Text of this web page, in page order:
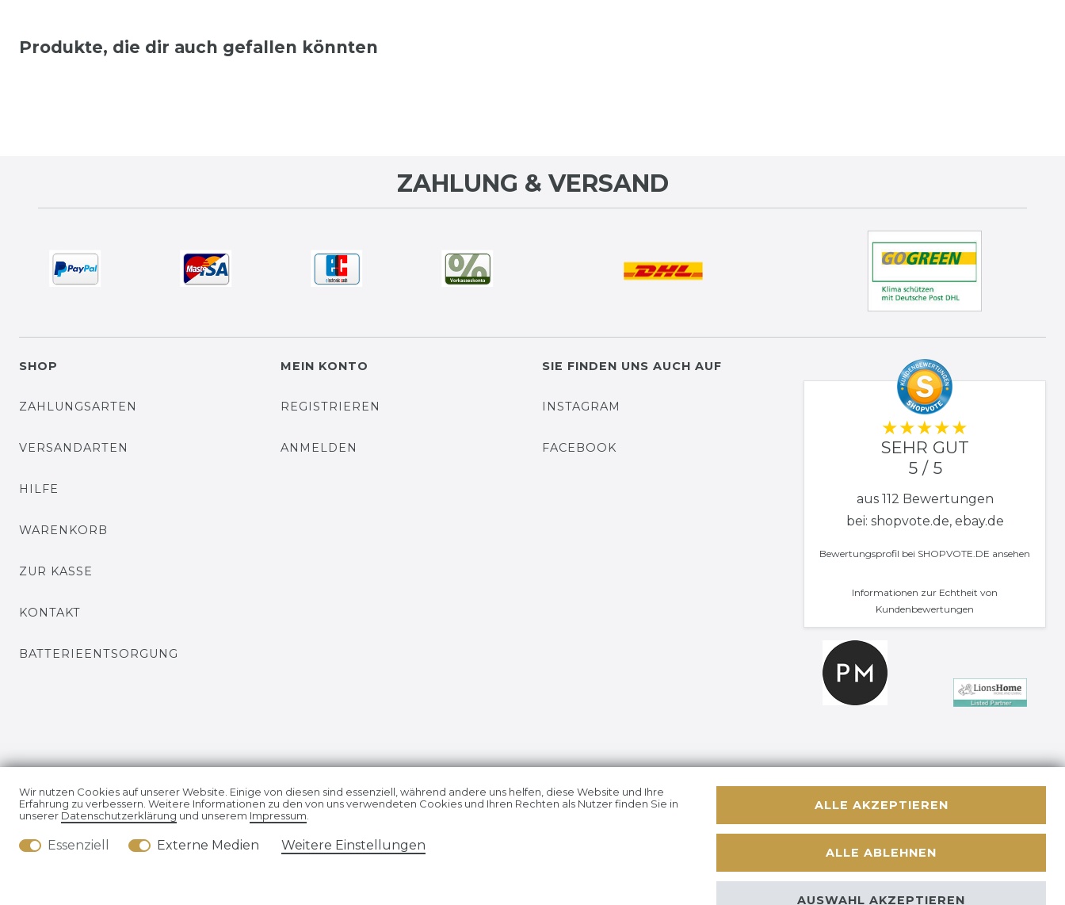
Produkte, die dir auch gefallen könnten
ZAHLUNG & VERSAND
SHOP
ZAHLUNGSARTEN
VERSANDARTEN
HILFE
WARENKORB
ZUR KASSE
KONTAKT
BATTERIEENTSORGUNG
MEIN KONTO
REGISTRIEREN
ANMELDEN
SIE FINDEN UNS AUCH AUF
INSTAGRAM
FACEBOOK
SEHR GUT
5 / 5
aus 112 Bewertungen
bei: shopvote.de, ebay.de
Bewertungsprofil bei SHOPVOTE.DE ansehen
Informationen zur Echtheit von
Kundenbewertungen
VERTRAG WIDERRUFEN Kontakt
Wir nutzen Cookies auf unserer Website. Einige von diesen sind essenziell, während andere uns helfen, diese Website und Ihre
Erfahrung zu verbessern. Weitere Informationen zu den von uns verwendeten Cookies und Ihren Rechten als Nutzer finden Sie in
unserer Daten­schutz­erklärung und unserem Impressum.
Essenziell Externe Medien Weitere Einstellungen
ALLE AKZEPTIEREN
ALLE ABLEHNEN
AUSWAHL AKZEPTIEREN